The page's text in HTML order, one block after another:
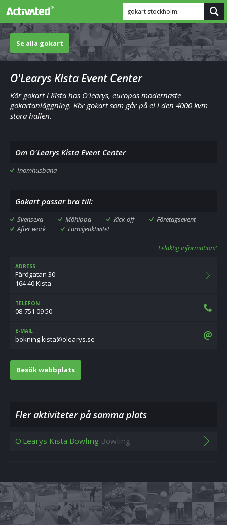
gokart stockholm
Se alla gokart
O'Learys Kista Event Center
Kör gokart i Kista hos O'learys, europas modernaste
gokartanläggning. Kör gokart som går på el i den 4000 kvm
stora hallen.
Om O'Learys Kista Event Center
Inomhusbana
Gokart passar bra till:
Svensexa Möhippa Kick-off
Företagsevent
After work
Familjeaktivitet
Felaktig information?
ADRESS
Färögatan 30
164 40 Kista
TELEFON
08-751 09 50
E-MAIL
es.syraelo@atsik.gninkob
Besök webbplats
Fler aktiviteter på samma plats
O'Learys Kista Bowling Bowling